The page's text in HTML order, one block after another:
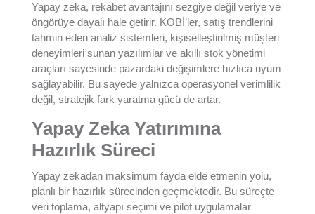
Yapay zeka, rekabet avantajını sezgiye değil veriye ve
öngörüye dayalı hale getirir. KOBİ’ler, satış trendlerini
tahmin eden analiz sistemleri, kişiselleştirilmiş müşteri
deneyimleri sunan yazılımlar ve akıllı stok yönetimi
araçları sayesinde pazardaki değişimlere hızlıca uyum
sağlayabilir. Bu sayede yalnızca operasyonel verimlilik
değil, stratejik fark yaratma gücü de artar.
Yapay Zeka Yatırımına
Hazırlık Süreci
Yapay zekadan maksimum fayda elde etmenin yolu,
planlı bir hazırlık sürecinden geçmektedir. Bu süreçte
veri toplama, altyapı seçimi ve pilot uygulamalar